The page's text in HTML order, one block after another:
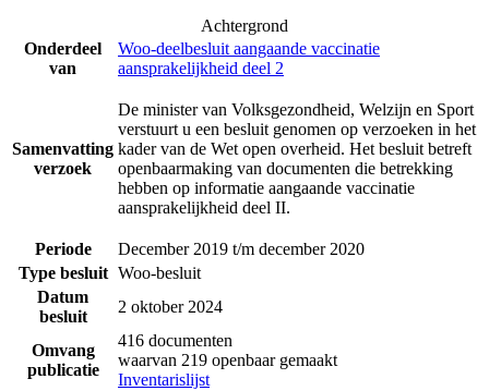
Achtergrond
Onderdeel
van
Woo-deelbesluit aangaande vaccinatie
aansprakelijkheid deel 2
Samenvatting
verzoek
De minister van Volksgezondheid, Welzijn en Sport
verstuurt u een besluit genomen op verzoeken in het
kader van de Wet open overheid. Het besluit betreft
openbaarmaking van documenten die betrekking
hebben op informatie aangaande vaccinatie
aansprakelijkheid deel II.
Periode
December 2019 t/m december 2020
Type besluit Woo-besluit
Datum
besluit
2 oktober 2024
Omvang
publicatie
416 documenten
waarvan 219 openbaar gemaakt
Inventarislijst